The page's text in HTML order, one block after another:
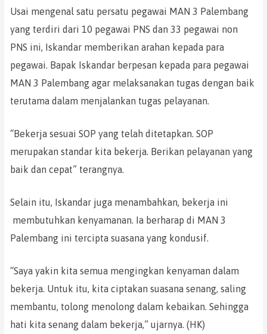
Usai mengenal satu persatu pegawai MAN 3 Palembang
yang terdiri dari 10 pegawai PNS dan 33 pegawai non
PNS ini, Iskandar memberikan arahan kepada para
pegawai. Bapak Iskandar berpesan kepada para pegawai
MAN 3 Palembang agar melaksanakan tugas dengan baik
terutama dalam menjalankan tugas pelayanan.
“Bekerja sesuai SOP yang telah ditetapkan. SOP
merupakan standar kita bekerja. Berikan pelayanan yang
baik dan cepat” terangnya.
Selain itu, Iskandar juga menambahkan, bekerja ini
membutuhkan kenyamanan. Ia berharap di MAN 3
Palembang ini tercipta suasana yang kondusif.
“Saya yakin kita semua mengingkan kenyaman dalam
bekerja. Untuk itu, kita ciptakan suasana senang, saling
membantu, tolong menolong dalam kebaikan. Sehingga
hati kita senang dalam bekerja,” ujarnya. (HK)